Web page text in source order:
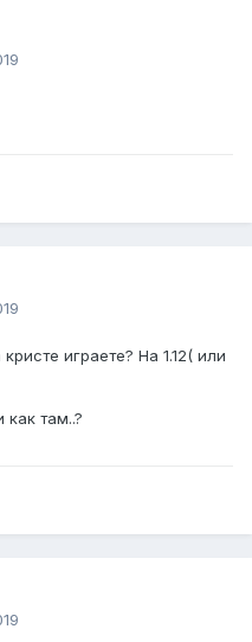
играете? На 1.12( или
там..?